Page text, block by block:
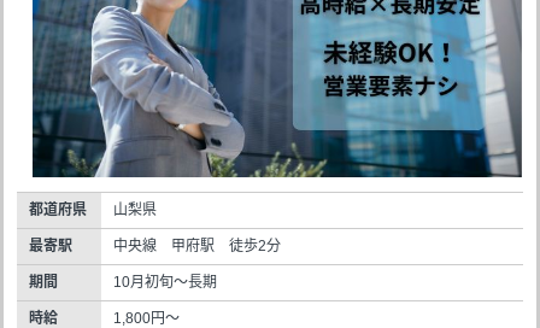
都道府県 山梨県
最寄駅 中央線 甲府駅 徒歩2分
期間 10月初旬～長期
時給 1,800円～